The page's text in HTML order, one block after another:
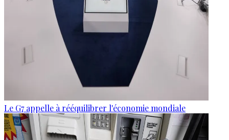
Le G7 appelle à rééquilibrer l'économie mondiale